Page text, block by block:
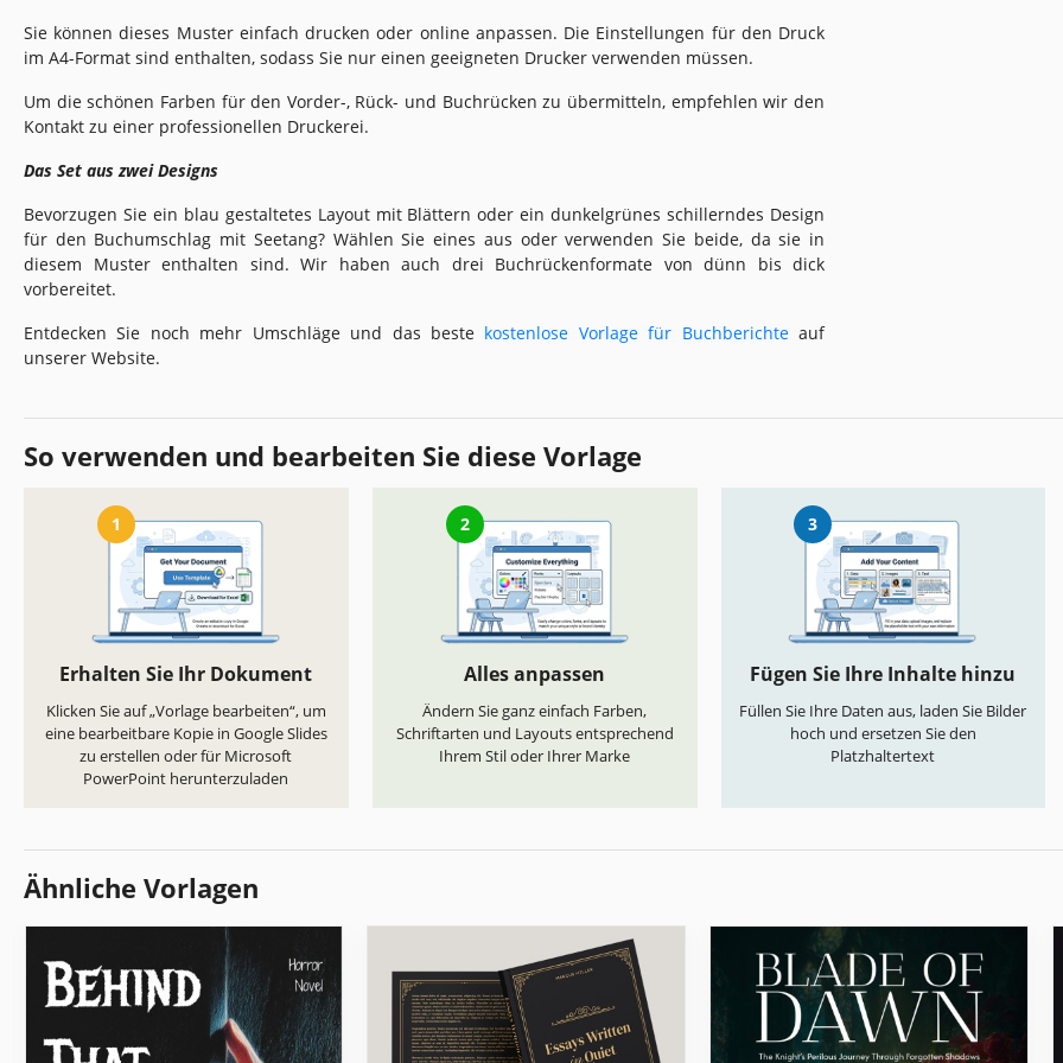
Sie können dieses Muster einfach drucken oder online anpassen. Die Einstellungen für den Druck
im A4-Format sind enthalten, sodass Sie nur einen geeigneten Drucker verwenden müssen.
Um die schönen Farben für den Vorder-, Rück- und Buchrücken zu übermitteln, empfehlen wir den
Kontakt zu einer professionellen Druckerei.
Das Set aus zwei Designs
Bevorzugen Sie ein blau gestaltetes Layout mit Blättern oder ein dunkelgrünes schillerndes Design
für den Buchumschlag mit Seetang? Wählen Sie eines aus oder verwenden Sie beide, da sie in
diesem Muster enthalten sind. Wir haben auch drei Buchrückenformate von dünn bis dick
vorbereitet.
Entdecken Sie noch mehr Umschläge und das beste kostenlose Vorlage für Buchberichteauf
unserer Website.
So verwenden und bearbeiten Sie diese Vorlage
1
Erhalten Sie Ihr Dokument
Klicken Sie auf „Vorlage bearbeiten“, um
eine bearbeitbare Kopie in Google Slides
zu erstellen oder für Microsoft
PowerPoint herunterzuladen
2
Alles anpassen
Ändern Sie ganz einfach Farben,
Schriftarten und Layouts entsprechend
Ihrem Stil oder Ihrer Marke
3
Fügen Sie Ihre Inhalte hinzu
Füllen Sie Ihre Daten aus, laden Sie Bilder
hoch und ersetzen Sie den
Platzhaltertext
Ähnliche Vorlagen